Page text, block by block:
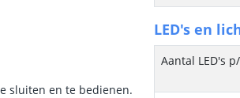
sluiten en te bedienen.
LED's en
Aantal LED's